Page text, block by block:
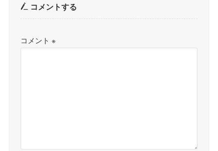
コメントする
コメント※